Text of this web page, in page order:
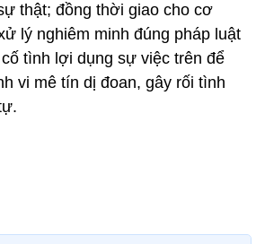
thật; đồng thời giao cho cơ
lý nghiêm minh đúng pháp luật
tình lợi dụng sự việc trên để
vi mê tín dị đoan, gây rối tình